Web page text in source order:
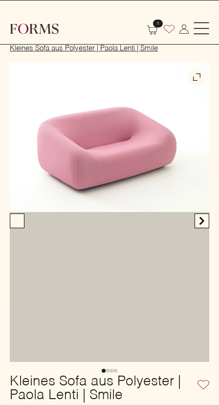
0
Kleines Sofa aus Polyester | Paola Lenti | Smile
Kleines Sofa aus Polyester |
Paola Lenti | Smile